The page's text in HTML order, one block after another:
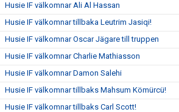
Husie IF välkomnar Ali Al Hassan
Husie IF välkomnar tillbaka Leutrim Jasiqi!
Husie IF välkomnar Oscar Jägare till truppen
Husie IF välkomnar Charlie Mathiasson
Husie IF välkomnar Damon Salehi
Husie IF välkomnar tillbaks Mahsum Kömürcü!
Husie IF välkomnar tillbaks Carl Scott!